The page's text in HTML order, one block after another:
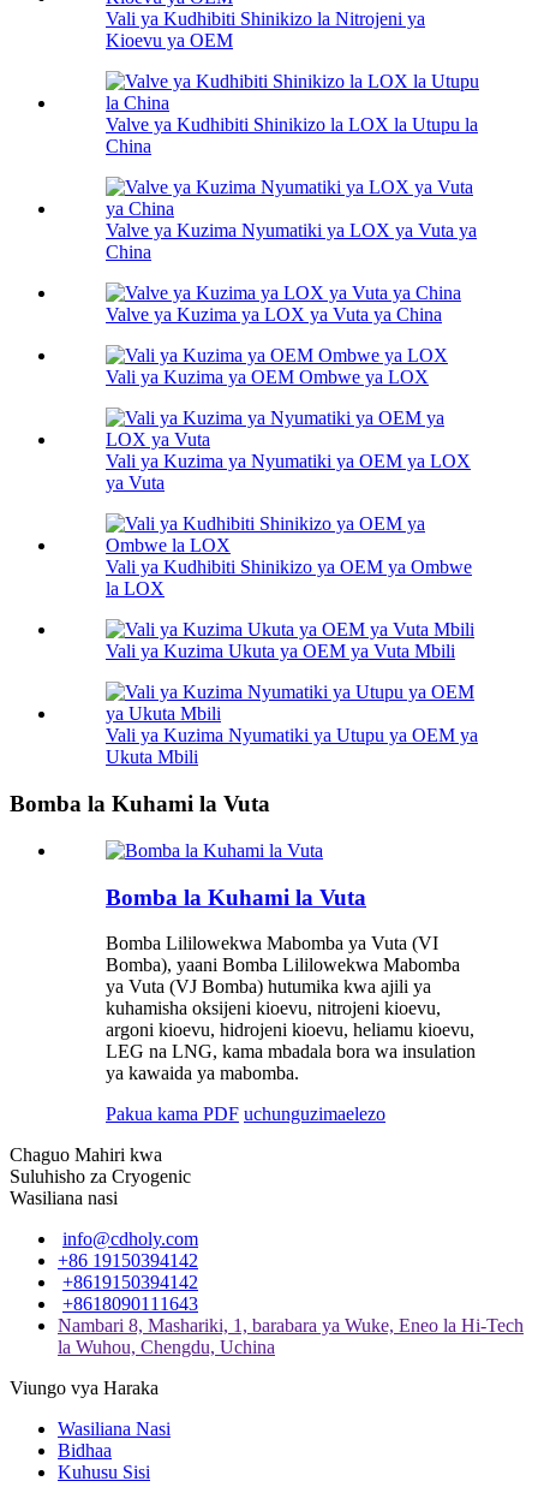
Vali ya Kudhibiti Shinikizo la Nitrojeni ya
Kioevu ya OEM
Valve ya Kudhibiti Shinikizo la LOX la Utupu la
China
Valve ya Kuzima Nyumatiki ya LOX ya Vuta ya
China
Valve ya Kuzima ya LOX ya Vuta ya China
Vali ya Kuzima ya OEM Ombwe ya LOX
Vali ya Kuzima ya Nyumatiki ya OEM ya LOX
ya Vuta
Vali ya Kudhibiti Shinikizo ya OEM ya Ombwe
la LOX
Vali ya Kuzima Ukuta ya OEM ya Vuta Mbili
Vali ya Kuzima Nyumatiki ya Utupu ya OEM ya
Ukuta Mbili
Bomba la Kuhami la Vuta
Bomba la Kuhami la Vuta
Bomba Lililowekwa Mabomba ya Vuta (VI
Bomba), yaani Bomba Lililowekwa Mabomba
ya Vuta (VJ Bomba) hutumika kwa ajili ya
kuhamisha oksijeni kioevu, nitrojeni kioevu,
argoni kioevu, hidrojeni kioevu, heliamu kioevu,
LEG na LNG, kama mbadala bora wa insulation
ya kawaida ya mabomba.
Pakua kama PDF uchunguzimaelezo
Chaguo Mahiri kwa
Suluhisho za Cryogenic
Wasiliana nasi
info@cdholy.com
+86 19150394142
+8619150394142
+8618090111643
Nambari 8, Mashariki, 1, barabara ya Wuke, Eneo la Hi-Tech
la Wuhou, Chengdu, Uchina
Viungo vya Haraka
Wasiliana Nasi
Bidhaa
Kuhusu Sisi